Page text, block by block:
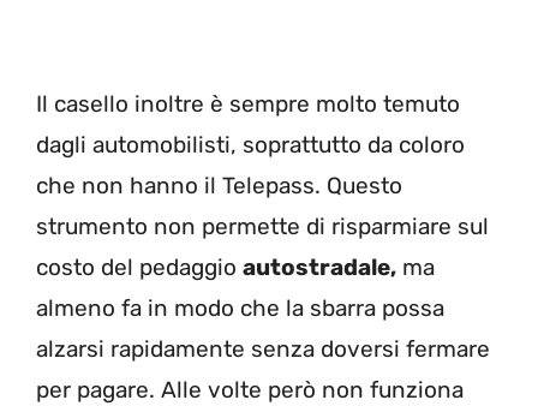
Il casello inoltre è sempre molto temuto
dagli automobilisti, soprattutto da coloro
che non hanno il Telepass. Questo
strumento non permette di risparmiare sul
costo del pedaggio autostradale, ma
almeno fa in modo che la sbarra possa
alzarsi rapidamente senza doversi fermare
per pagare. Alle volte però non funziona